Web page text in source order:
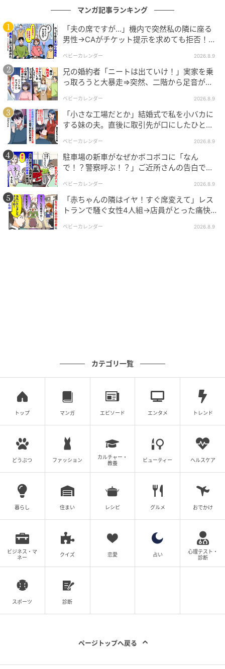
©hyp_kanako
よっぽど安心したのか、ママに抱っこされた瞬間すぐ
に眠ってしまった息子。ママに対する絶大な信頼を感
な」と、ハートを射抜かれた様子です。
著者：aiyamamoto98
クリエイター情報
問や悩みをテーマに扱う情報サイトです。妊娠超初
や教育の疑問や心配など、プレママ・ママの今と未
マンガ記事ランキング
「夫の席ですが…」機内で突然私の隣に座る
男性→CAがチケット提示を求めても拒否！？
ベビーカレンダー 2026.8.9
兄の婚約者「ニートは出ていけ！」実家を乗
っ取ろうと大暴走⇒突然、二階から足音が聞
ベビーカレンダー 2026.8.9
「小さな工場だとか」結婚式で私を小バカに
する妹の夫。直後に取引先が口にしたひと言
ベビーカレンダー 2026.8.9
駐車場の新車がなぜかボコボコに「なん
で！？警察呼ぶ！？」ご近所さんの告白で知
ベビーカレンダー 2026.8.9
「赤ちゃんの隣はイヤ！すぐ席変えて」レス
トランで騒ぐ女性4人組→店員がとった痛快
ベビーカレンダー 2026.8.9
カテゴリ一覧
トップ マンガ エピソード エンタメ トレンド
どうぶつ ファッション
カルチャー・
教養
ビューティー ヘルスケア
暮らし 住まい レシピ グルメ おでかけ
ビジネス・マ
ネー
クイズ 恋愛 占い
心理テスト・
診断
スポーツ 診断
ページトップへ戻る